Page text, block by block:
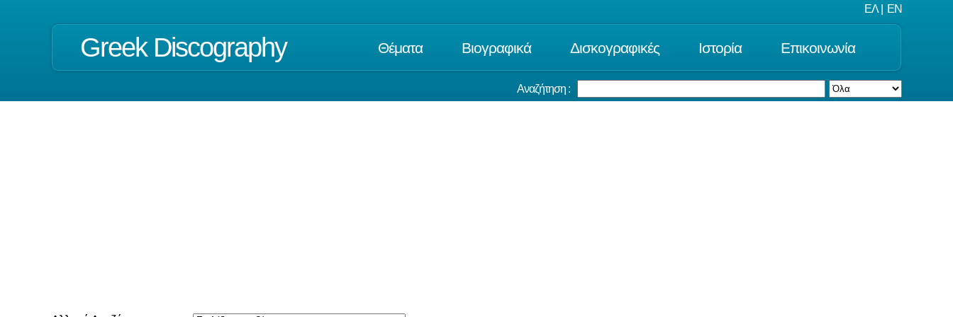
ΕΛ EN
Greek Discography Θέματα Βιογραφικά Δισκογραφικές Ιστορία Επικοινωνία
Αναζήτηση :